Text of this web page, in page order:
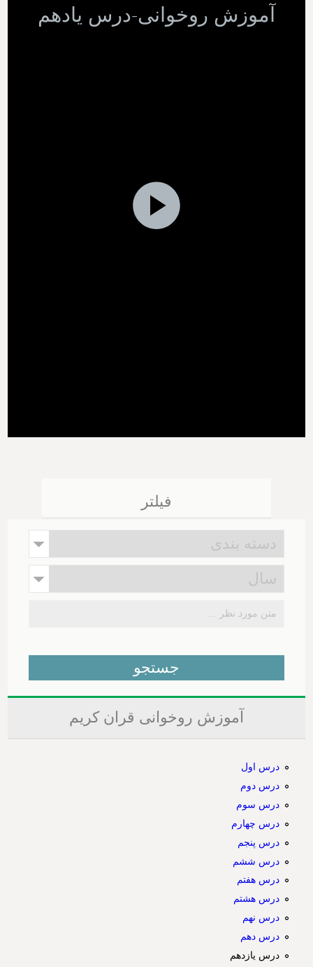
فیلتر
آموزش روخوانی قران کریم
درس اول
درس دوم
درس سوم
درس چهارم
درس پنجم
درس ششم
درس هفتم
درس هشتم
درس نهم
درس دهم
درس یازدهم